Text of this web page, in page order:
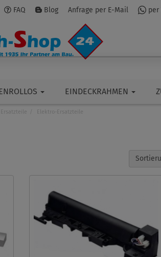
FAQ Blog Anfrage per E-Mail per
EINDECKRAHMEN
Ersatzteile Elektro-Ersatzteile